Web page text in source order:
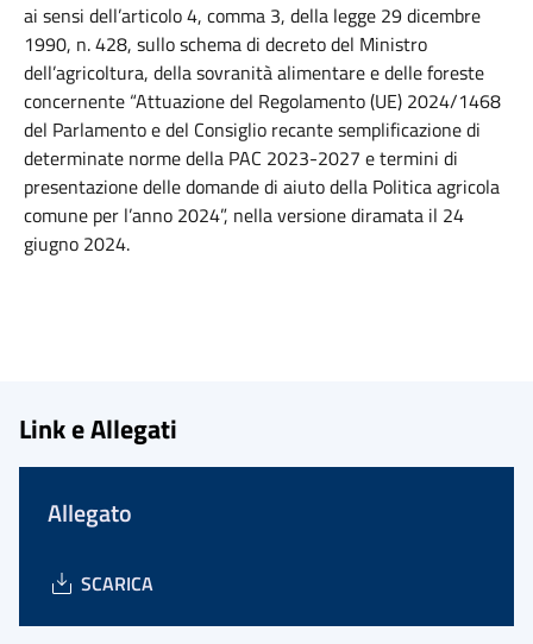
ai sensi dell’articolo 4, comma 3, della legge 29 dicembre
1990, n. 428, sullo schema di decreto del Ministro
dell’agricoltura, della sovranità alimentare e delle foreste
concernente “Attuazione del Regolamento (UE) 2024/1468
del Parlamento e del Consiglio recante semplificazione di
determinate norme della PAC 2023-2027 e termini di
presentazione delle domande di aiuto della Politica agricola
comune per l’anno 2024”, nella versione diramata il 24
giugno 2024.
Link e Allegati
Allegato
SCARICA